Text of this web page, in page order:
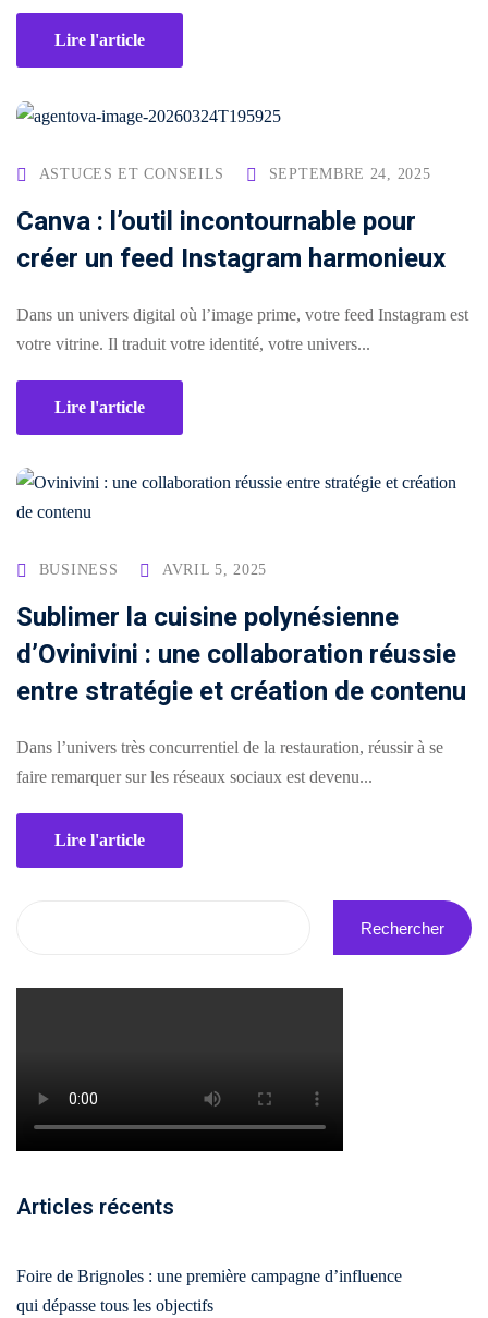
Back
automatisation
de
marque
print
Packs
production
médias
réseaux
sociaux
Packs
stratégiques
Lire l'article
ASTUCES ET CONSEILS SEPTEMBRE 24, 2025
Canva : l’outil incontournable pour
créer un feed Instagram harmonieux
Dans un univers digital où l’image prime, votre feed Instagram est
votre vitrine. Il traduit votre identité, votre univers...
Lire l'article
BUSINESS AVRIL 5, 2025
Sublimer la cuisine polynésienne
d’Ovinivini : une collaboration réussie
entre stratégie et création de contenu
Dans l’univers très concurrentiel de la restauration, réussir à se
faire remarquer sur les réseaux sociaux est devenu...
Lire l'article
Rechercher
Articles récents
Foire de Brignoles : une première campagne d’influence
qui dépasse tous les objectifs